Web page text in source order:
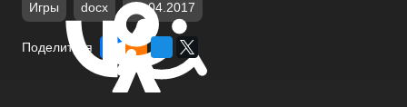
Игры docx 01.04.2017
Поделиться